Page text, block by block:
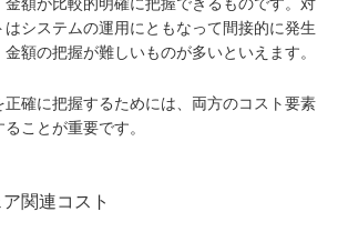
はシステムの運用にともなって間接的に発生
額の把握が難しいものが多いといえます。
正確に把握するためには、両方のコスト要素
ことが重要です。
関連コスト